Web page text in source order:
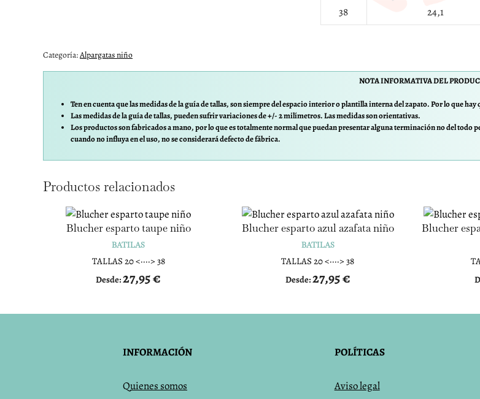
38
24,1
Categoría:Alpargatas niño
NOTA INFORMATIVA DEL
Ten en cuenta que las medidas de la guía de tallas, son siempre del espacio interior o plantilla interna del zapato. Por lo que
Las medidas de la guía de tallas, pueden sufrir variaciones de +/- 2 milímetros. Las medidas son orientativas.
Los productos son fabricados a mano, por lo que es totalmente normal que puedan presentar alguna terminación no del
cuando no influya en el uso, no se considerará defecto de fábrica.
Productos relacionados
Blucher esparto taupe niño
BATILAS
TALLAS 20 <····> 38
Desde:27,95€
Blucher esparto azul azafata niño
BATILAS
TALLAS 20 <····> 38
Desde:27,95€
Blucher
INFORMACIÓN
Quienes somos
POLÍTICAS
Aviso legal